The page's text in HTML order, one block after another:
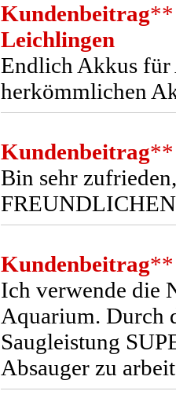
Kundenbeitrag**
Leichlingen
Endlich Akkus für
herkömmlichen
Kundenbeitrag**
Bin sehr
Kundenbeitrag**
Ich verwende die
Aquarium. Durch
Saugleistung
Absauger zu